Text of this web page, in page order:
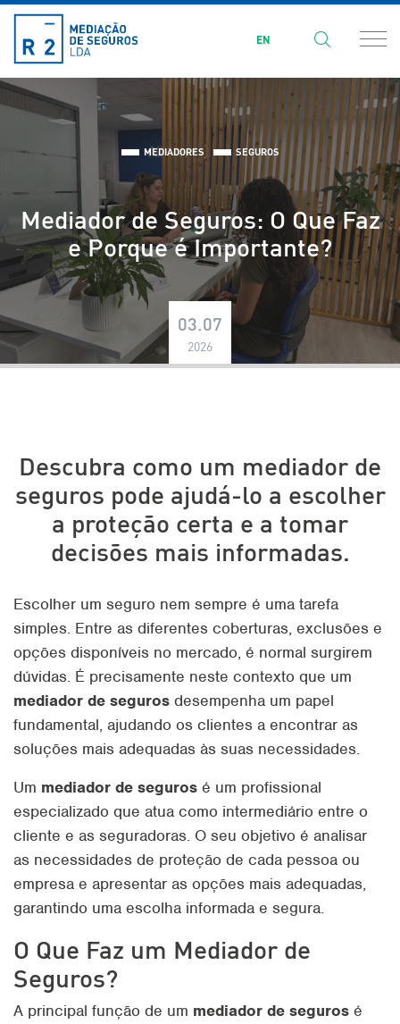
EN
MEDIADORES SEGUROS
Mediador de Seguros: O Que Faz
e Porque é Importante?
03.07
2026
Descubra como um mediador de
seguros pode ajudá-lo a escolher
a proteção certa e a tomar
decisões mais informadas.
Escolher um seguro nem sempre é uma tarefa
simples. Entre as diferentes coberturas, exclusões e
opções disponíveis no mercado, é normal surgirem
dúvidas. É precisamente neste contexto que um
mediador de seguros desempenha um papel
fundamental, ajudando os clientes a encontrar as
soluções mais adequadas às suas necessidades.
Um mediador de seguros é um profissional
especializado que atua como intermediário entre o
cliente e as seguradoras. O seu objetivo é analisar
as necessidades de proteção de cada pessoa ou
empresa e apresentar as opções mais adequadas,
garantindo uma escolha informada e segura.
O Que Faz um Mediador de
Seguros?
A principal função de um mediador de seguros é